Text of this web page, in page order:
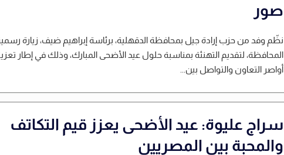
صور
نظّم وفد من حزب إرادة جيل بمحافظة الدقهلية، برئاسة إبراهيم ضيف، زيارة
المحافظة، لتقديم التهنئة بمناسبة حلول عيد الأضحى المبارك، وذلك في إطار
أواصر التعاون والتواصل بين...
سراج عليوة: عيد الأضحى يعزز قيم التكاتف
والمحبة بين المصريين